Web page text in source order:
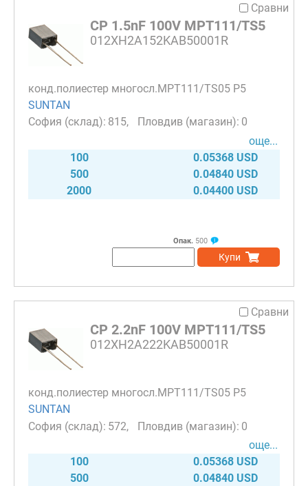
Сравни
CP 1.5nF 100V MPT111/TS5
012XH2A152KAB50001R
конд.полиестер многосл.MPT111/TS05 P5
SUNTAN
815
0
още...
100
0.05368 USD
500
0.04840 USD
2000
0.04400 USD
Опак. 500
Купи
Сравни
CP 2.2nF 100V MPT111/TS5
012XH2A222KAB50001R
конд.полиестер многосл.MPT111/TS05 P5
SUNTAN
572
0
още...
100
0.05368 USD
500
0.04840 USD